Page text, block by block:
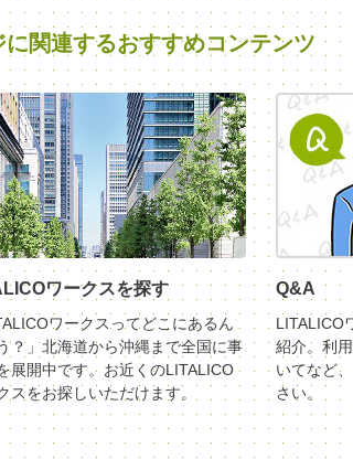
に関連するおすすめコンテンツ
ワークスを探す
ワークスってどこにあるん
？」北海道から沖縄まで全国に事
展開中です。お近くのLITALICO
スをお探しいただけます。
Q&A
LITALICO
紹介。利
いてなど
さい。